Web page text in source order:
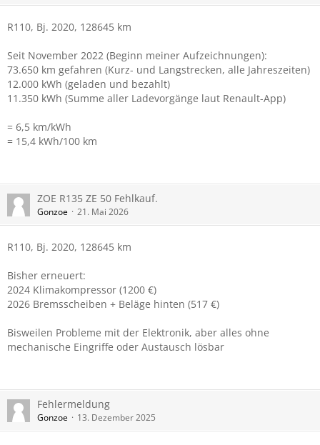
R110, Bj. 2020, 128645 km
Seit November 2022 (Beginn meiner Aufzeichnungen):
73.650 km gefahren (Kurz- und Langstrecken, alle Jahreszeiten)
12.000 kWh (geladen und bezahlt)
11.350 kWh (Summe aller Ladevorgänge laut Renault-App)
= 6,5 km/kWh
= 15,4 kWh/100 km
ZOE R135 ZE 50 Fehlkauf.
Gonzoe 21. Mai 2026
R110, Bj. 2020, 128645 km
Bisher erneuert:
2024 Klimakompressor (1200 €)
2026 Bremsscheiben + Beläge hinten (517 €)
Bisweilen Probleme mit der Elektronik, aber alles ohne
mechanische Eingriffe oder Austausch lösbar
Fehlermeldung
Gonzoe 13. Dezember 2025